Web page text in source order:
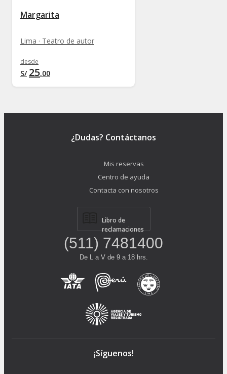
Margarita
Lima · Teatro de autor
desde
S/ 25.00
¿Dudas? Contáctanos
Mis reservas
Centro de ayuda
Contacta con nosotros
Libro de
reclamaciones
(511) 7481400
De L a V de 9 a 18 hrs.
¡Síguenos!